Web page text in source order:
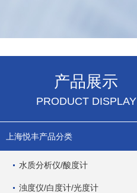
产品展示
PRODUCT DISPLAY
上海悦丰产品分类
水质分析仪/酸度计
浊度仪/白度计/光度计